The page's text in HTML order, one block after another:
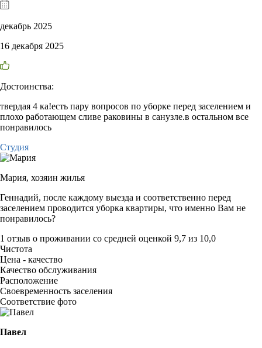
декабрь 2025
16 декабря 2025
Достоинства:
твердая 4 ка!есть пару вопросов по уборке перед заселением и
плохо работающем сливе раковины в санузле.в остальном все
понравилось
Студия
Мария, хозяин жилья
Геннадий, после каждому выезда и соответственно перед
заселением проводится уборка квартиры, что именно Вам не
понравилось?
1 отзыв о проживании со средней оценкой 9,7 из 10,0
Чистота
Цена - качество
Качество обслуживания
Расположение
Своевременность заселения
Соответствие фото
Павел